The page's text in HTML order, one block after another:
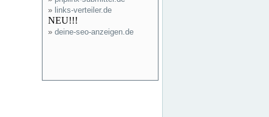
» links-verteiler.de
NEU!!!
» deine-seo-anzeigen.de